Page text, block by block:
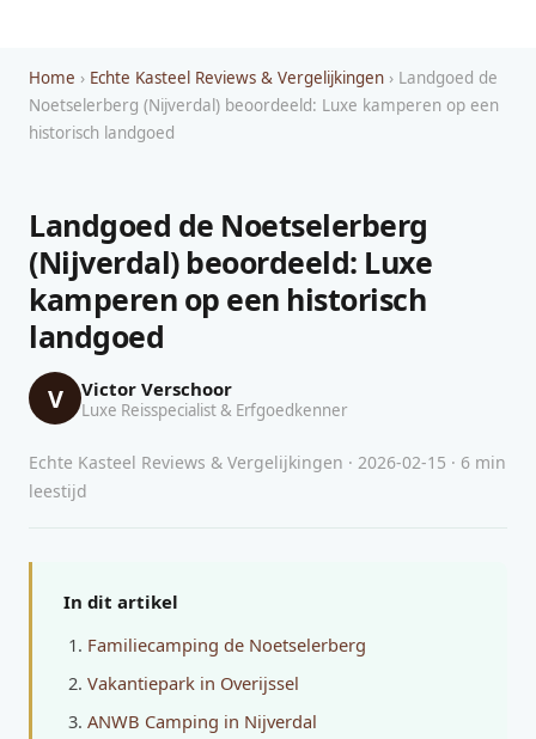
Home › Echte Kasteel Reviews & Vergelijkingen › Landgoed de
Noetselerberg (Nijverdal) beoordeeld: Luxe kamperen op een
historisch landgoed
Landgoed de Noetselerberg
(Nijverdal) beoordeeld: Luxe
kamperen op een historisch
landgoed
V Victor Verschoor
Luxe Reisspecialist & Erfgoedkenner
Echte Kasteel Reviews & Vergelijkingen · 2026-02-15 · 6 min
leestijd
In dit artikel
Familiecamping de Noetselerberg
Vakantiepark in Overijssel
ANWB Camping in Nijverdal